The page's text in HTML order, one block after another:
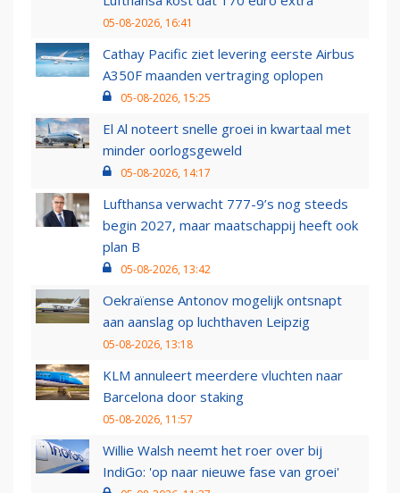
05-08-2026, 16:41
Cathay Pacific ziet levering eerste Airbus
A350F maanden vertraging oplopen
05-08-2026, 15:25
El Al noteert snelle groei in kwartaal met
minder oorlogsgeweld
05-08-2026, 14:17
Lufthansa verwacht 777-9’s nog steeds
begin 2027, maar maatschappij heeft ook
plan B
05-08-2026, 13:42
Oekraïense Antonov mogelijk ontsnapt
aan aanslag op luchthaven Leipzig
05-08-2026, 13:18
KLM annuleert meerdere vluchten naar
Barcelona door staking
05-08-2026, 11:57
Willie Walsh neemt het roer over bij
IndiGo: 'op naar nieuwe fase van groei'